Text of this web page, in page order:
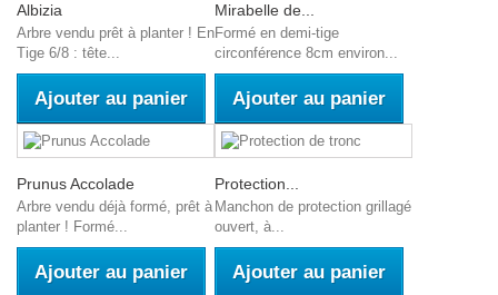
Albizia
Arbre vendu prêt à planter ! En
Tige 6/8 : tête...
Ajouter au panier
Mirabelle de...
Formé en demi-tige
circonférence 8cm environ...
Ajouter au panier
Prunus Accolade
Arbre vendu déjà formé, prêt à
planter ! Formé...
Ajouter au panier
Protection...
Manchon de protection grillagé
ouvert, à...
Ajouter au panier